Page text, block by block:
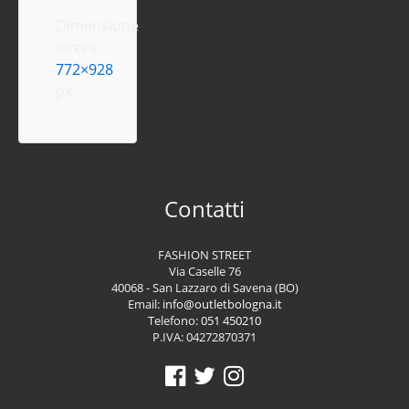
Dimensione
772×928
Contatti
FASHION STREET
Via Caselle 76
40068 - San Lazzaro di Savena (BO)
Email: info@outletbologna.it
Telefono:051 450210
P.IVA: 04272870371